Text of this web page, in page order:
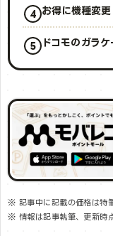
お得に機種変
ドコモのガラケ
※ 記事中に記載の価格は特
※ 情報は記事執筆、更新時